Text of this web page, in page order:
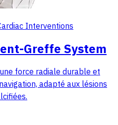
Interventions
Greffe System
force radiale durable et
adapté aux lésions